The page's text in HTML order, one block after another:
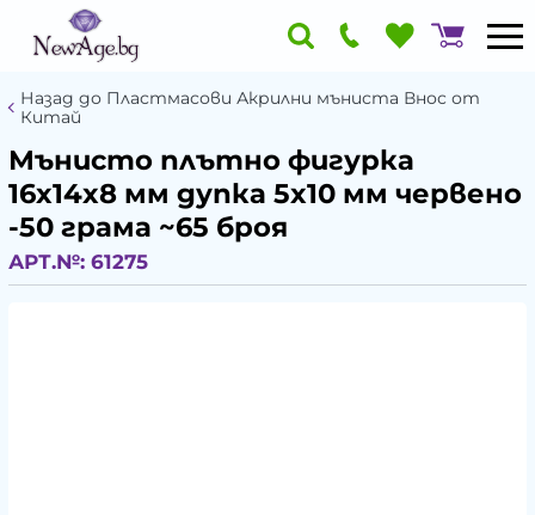
Назад до Пластмасови Акрилни мъниста Внос от
Китай
Мънисто плътно фигурка
16x14x8 мм дупка 5x10 мм червено
-50 грама ~65 броя
АРТ.№: 61275